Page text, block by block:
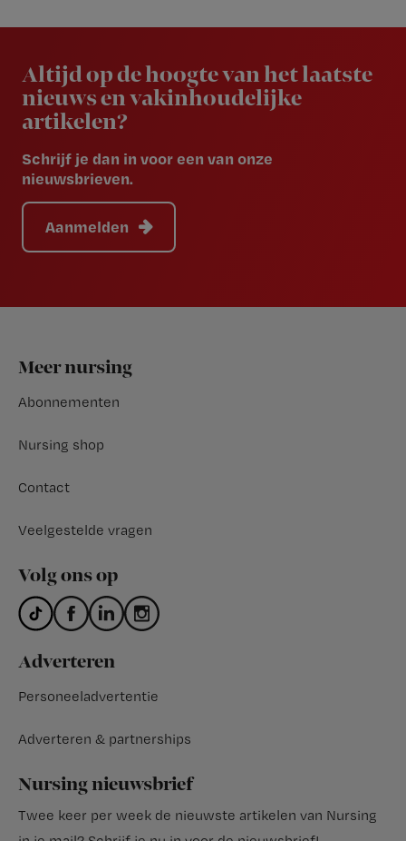
Altijd op de hoogte van het laatste
nieuws en vakinhoudelijke
artikelen?
Schrijf je dan in voor een van onze
nieuwsbrieven.
Aanmelden
Footer
Meer nursing
Abonnementen
Nursing shop
Contact
Veelgestelde vragen
Volg ons op
Adverteren
Personeeladvertentie
Adverteren & partnerships
Nursing nieuwsbrief
Twee keer per week de nieuwste artikelen van Nursing